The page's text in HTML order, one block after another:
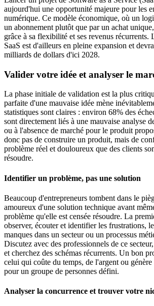
aujourd'hui une opportunité majeure pour les
numérique. Ce modèle économique, où un
un abonnement plutôt que par un achat
grâce à sa flexibilité et ses revenus récurrents.
SaaS est d'ailleurs en pleine expansion et
milliards de dollars d'ici 2028.
Valider votre idée et analyser le
La phase initiale de validation est la plus
parfaite d'une mauvaise idée mène
statistiques sont claires : environ 68% des
sont directement liés à une mauvaise analyse
ou à l'absence de marché pour le produit
donc pas de construire un produit, mais de
problème réel et douloureux que des clients
résoudre.
Identifier un problème, pas une solution
Beaucoup d'entrepreneurs tombent dans le
amoureux d'une solution technique avant
problème qu'elle est censée résoudre. La
observer, écouter et identifier les frustrations,
manques dans un secteur ou un processus
Discutez avec des professionnels de ce
et cherchez des schémas récurrents. Un bon
celui qui coûte du temps, de l'argent ou
pour un groupe de personnes défini.
Analyser la concurrence et trouver votre